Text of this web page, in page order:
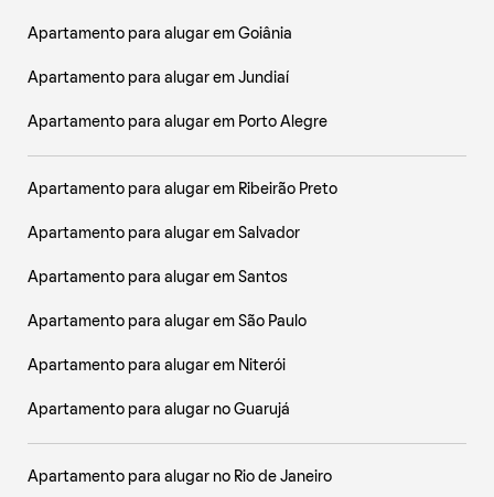
Apartamento para alugar em Goiânia
Apartamento para alugar em Jundiaí
Apartamento para alugar em Porto Alegre
Apartamento para alugar em Ribeirão Preto
Apartamento para alugar em Salvador
Apartamento para alugar em Santos
Apartamento para alugar em São Paulo
Apartamento para alugar em Niterói
Apartamento para alugar no Guarujá
Apartamento para alugar no Rio de Janeiro